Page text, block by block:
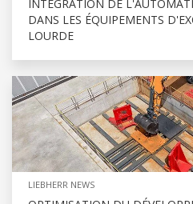
INTÉGRATION DE
DANS LES ÉQUIPEMENTS
LOURDE
LIEBHERR NEWS